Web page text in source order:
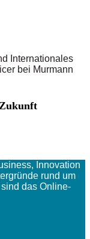
Internationales
bei Murmann
Innovation
rund um
das Online-